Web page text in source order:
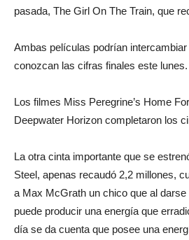
pasada, The Girl On The Train, que
Ambas películas podrían
conozcan las cifras finales este lunes.
Los filmes Miss Peregrine’s Home
Deepwater Horizon completaron los
La otra cinta importante que se
Steel, apenas recaudó 2,2 millones,
a Max McGrath un chico que al
puede producir una energía que
día se da cuenta que posee una